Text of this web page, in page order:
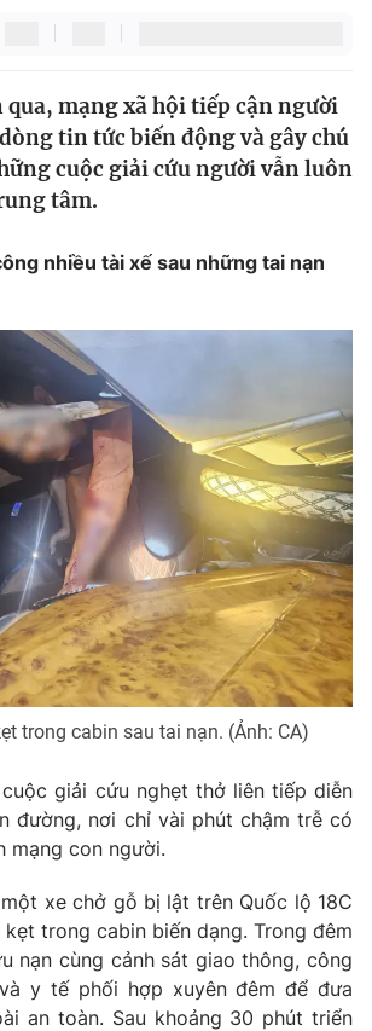
tế
sống
tương lai
Podcast
Infographic
mạng xã hội tiếp cận người
tin tức biến động và gây chú
cuộc giải cứu người vẫn luôn
tâm.
nhiều tài xế sau những tai nạn
trong cabin sau tai nạn. (Ảnh: CA)
cuộc giải cứu nghẹt thở liên tiếp diễn
đường, nơi chỉ vài phút chậm trễ có
mạng con người.
một xe chở gỗ bị lật trên Quốc lộ 18C
trong cabin biến dạng. Trong đêm
nạn cùng cảnh sát giao thông, công
y tế phối hợp xuyên đêm để đưa
an toàn. Sau khoảng 30 phút triển